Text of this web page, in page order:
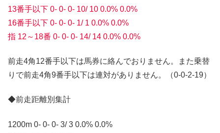
13番手以下 0- 0- 0- 10/ 10 0.0% 0.0%
16番手以下 0- 0- 0- 1/ 1 0.0% 0.0%
指 12～18番 0- 0- 0- 14/ 14 0.0% 0.0%
前走4角12番手以下は馬券に絡んでおりません。また乗替
りで前走4角9番手以下は連対がありません。（0-0-2-19）
◆前走距離別集計
1200m 0- 0- 0- 3/ 3 0.0% 0.0%